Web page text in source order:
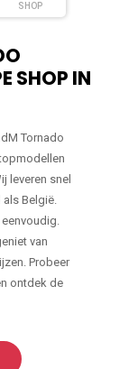
SHOP
SHOP IN
Tornado
leveren snel
België.
van
Probeer
ontdek de